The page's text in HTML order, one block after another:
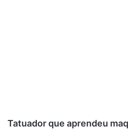
Tatuador que aprendeu